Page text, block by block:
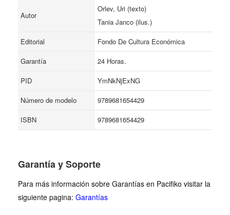
Autor
Orlev, Uri (texto)
Tania Janco (ilus.)
Editorial
Fondo De Cultura Económica
Garantía
24 Horas.
PID
YmNkNjExNG
Número de modelo
9789681654429
ISBN
9789681654429
Garantía y Soporte
Para más información sobre Garantías en Pacifiko visitar la
siguiente pagina: Garantías